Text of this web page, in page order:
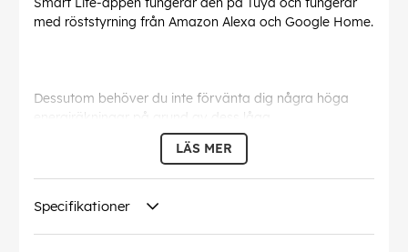
med röststyrning från Amazon Alexa och Google Home.
Dessutom behöver du inte förvänta dig några höga
energiräkningar på grund av dess låga
strömförbrukning (5W).
8712412586592
EAN:
LÄS MER
Specifikationer